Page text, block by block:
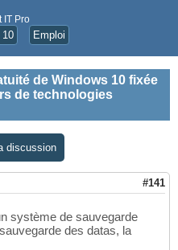
IT Pro
10 Emploi
de Windows 10 fixée
de technologies
discussion
#141
système de sauvegarde
des datas, la